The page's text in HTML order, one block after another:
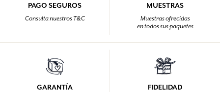
PAGO SEGUROS
Consulta nuestros T&C
MUESTRAS
Muestras ofrecidas
en todos sus paquetes
GARANTÍA FIDELIDAD